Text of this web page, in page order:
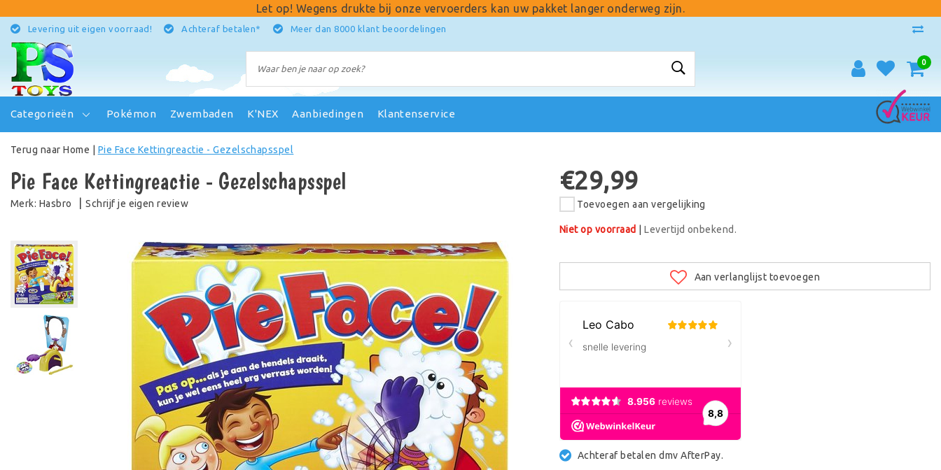
Let op! Wegens drukte bij onze vervoerders kan uw pakket langer onderweg zijn.
Levering uit eigen voorraad! Achteraf betalen* Meer dan 8000 klant beoordelingen
0
Categorieën Pokémon Zwembaden K'NEX Aanbiedingen Klantenservice
Terug naar Home Pie Face Kettingreactie - Gezelschapsspel
Pie Face Kettingreactie - Gezelschapsspel
Merk: Hasbro |Schrijf je eigen review
€29,99
Toevoegen aan vergelijking
Niet op voorraad |Levertijd onbekend.
Aan verlanglijst toevoegen
Achteraf betalen dmv AfterPay.